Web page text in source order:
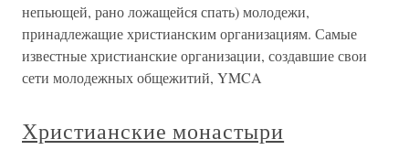
непьющей, рано ложащейся спать) молодежи,
принадлежащие христианским организациям. Самые
известные христианские организации, создавшие свои
сети молодежных общежитий, YMCA
Христианские монастыри